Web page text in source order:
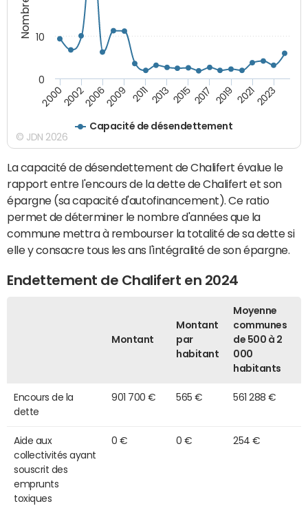
Capacité de désendettement
2000200220062009 2011 2013 2015 2017 2019 20212023
0
10
© JDN 2026
La capacité de désendettement de Chalifert évalue le
rapport entre l'encours de la dette de Chalifert et son
épargne (sa capacité d'autofinancement). Ce ratio
permet de déterminer le nombre d'années que la
commune mettra à rembourser la totalité de sa dette si
elle y consacre tous les ans l'intégralité de son épargne.
Endettement de Chalifert en 2024
Montant
Montant
par
habitant
Moyenne
communes
de 500 à 2
000
habitants
Encours de la
dette
901 700 € 565 € 561 288 €
Aide aux
collectivités ayant
souscrit des
emprunts
toxiques
0 € 0 € 254 €